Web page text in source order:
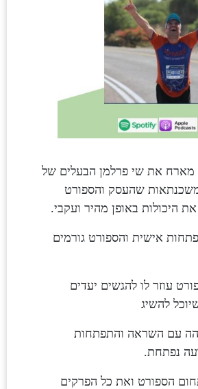
צור קשר
מארח את שי פרלמן הבעלים של
שהעסק והספורט
היכולות באופן מהיר ועקבי.
אישית והספורט גורמים
עוזר לו להגשים יעדים
להשיג
עם השראה והתפתחות
נפתחת.
הספורט ואת כל הפרקים